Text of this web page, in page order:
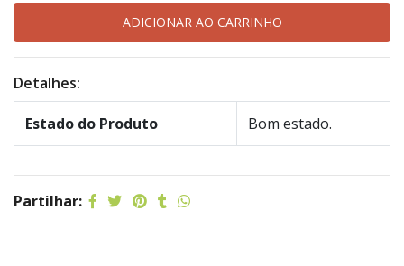
Detalhes:
Estado do Produto Bom estado.
Partilhar: